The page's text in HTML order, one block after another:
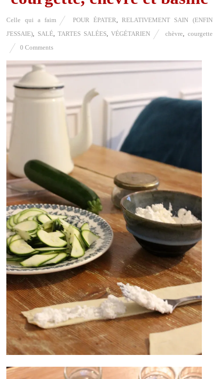
Celle qui a faim POUR ÉPATER ,RELATIVEMENT SAIN (ENFIN
J'ESSAIE)
SALÉ, TARTES SALÉES ,VÉGÉTARIEN chèvre
courgette
0 Comments